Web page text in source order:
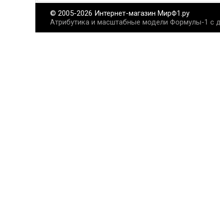
© 2005-2026 Интернет-магазин МирФ1.ру
Атрибутика и масштабные модели Формулы-1 с